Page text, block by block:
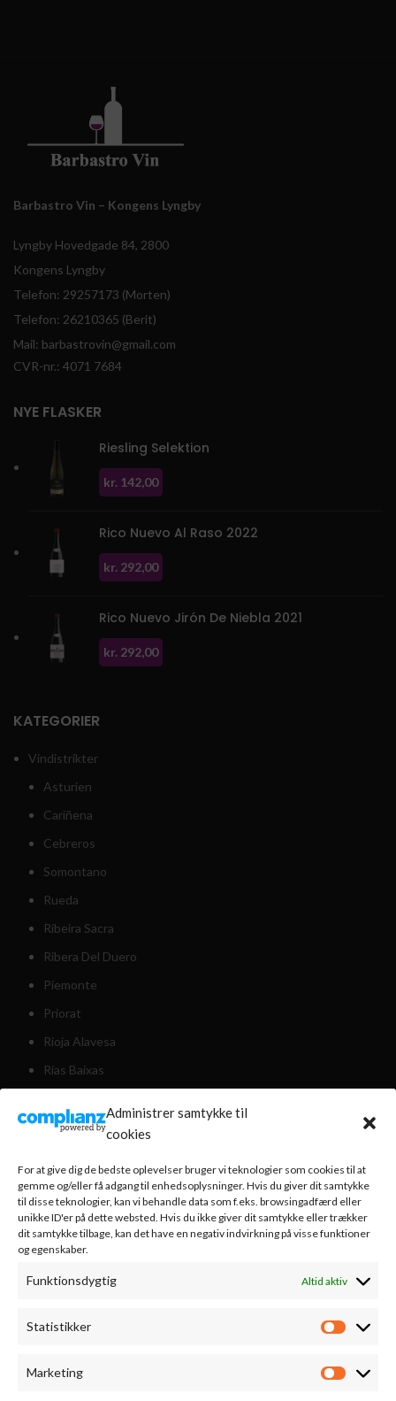
Administrer samtykke til
cookies
For at give dig de bedste oplevelser bruger vi teknologier som cookies til at
gemme og/eller få adgang til enhedsoplysninger. Hvis du giver dit samtykke
til disse teknologier, kan vi behandle data som f.eks. browsingadfærd eller
unikke ID'er på dette websted. Hvis du ikke giver dit samtykke eller trækker
dit samtykke tilbage, kan det have en negativ indvirkning på visse funktioner
og egenskaber.
Funktionsdygtig Altid aktiv
Statistikker
Marketing
Barbastro Vin – Kongens Lyngby
Lyngby Hovedgade 84, 2800
Kongens Lyngby
Telefon: 29257173 (Morten)
Telefon: 26210365 (Berit)
Mail: barbastrovin@gmail.com
CVR-nr.: 4071 7684
NYE FLASKER
Riesling Selektion
kr. 142,00
Rico Nuevo Al Raso 2022
kr. 292,00
Rico Nuevo Jirón De Niebla 2021
kr. 292,00
KATEGORIER
Vindistrikter
Asturien
Cariñena
Cebreros
Somontano
Rueda
Ribeira Sacra
Ribera Del Duero
Piemonte
Priorat
Rioja Alavesa
Rias Baixas
Valdeorras
KUNDESERVICE
Om os
Nyhedsbrev
Vinsmagning